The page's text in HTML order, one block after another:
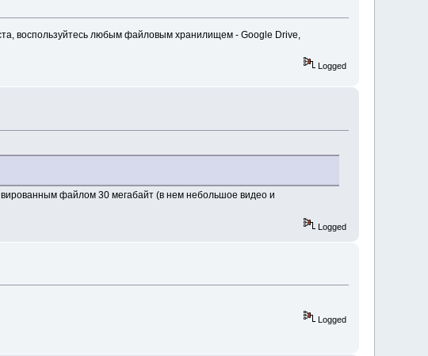
воспользуйтесь любым файловым хранилищем - Google Drive,
Logged
файлом 30 мегабайт (в нем небольшое видео и
Logged
Logged